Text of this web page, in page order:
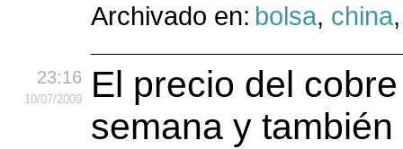
Archivado en: bolsa, china
23:16
10/07/2009
El precio del
semana y